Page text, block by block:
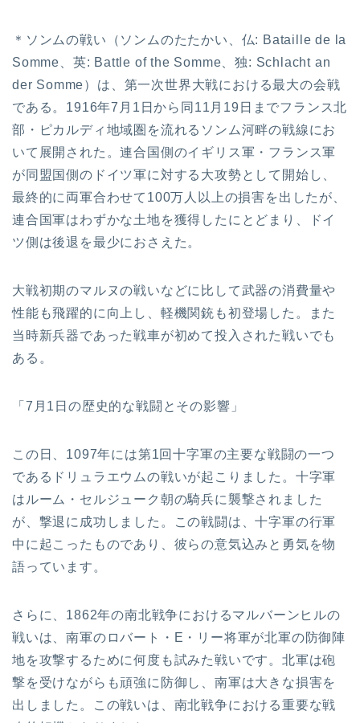
＊ソンムの戦い（ソンムのたたかい、仏: Bataille de la
Somme、英: Battle of the Somme、独: Schlacht an
der Somme）は、第一次世界大戦における最大の会戦
である。1916年7月1日から同11月19日までフランス北
部・ピカルディ地域圏を流れるソンム河畔の戦線にお
いて展開された。連合国側のイギリス軍・フランス軍
が同盟国側のドイツ軍に対する大攻勢として開始し、
最終的に両軍合わせて100万人以上の損害を出したが、
連合国軍はわずかな土地を獲得したにとどまり、ドイ
ツ側は後退を最少におさえた。
大戦初期のマルヌの戦いなどに比して武器の消費量や
性能も飛躍的に向上し、軽機関銃も初登場した。また
当時新兵器であった戦車が初めて投入された戦いでも
ある。
「7月1日の歴史的な戦闘とその影響」
この日、1097年には第1回十字軍の主要な戦闘の一つ
であるドリュラエウムの戦いが起こりました。十字軍
はルーム・セルジューク朝の騎兵に襲撃されました
が、撃退に成功しました。この戦闘は、十字軍の行軍
中に起こったものであり、彼らの意気込みと勇気を物
語っています。
さらに、1862年の南北戦争におけるマルバーンヒルの
戦いは、南軍のロバート・E・リー将軍が北軍の防御陣
地を攻撃するために何度も試みた戦いです。北軍は砲
撃を受けながらも頑強に防御し、南軍は大きな損害を
出しました。この戦いは、南北戦争における重要な戦